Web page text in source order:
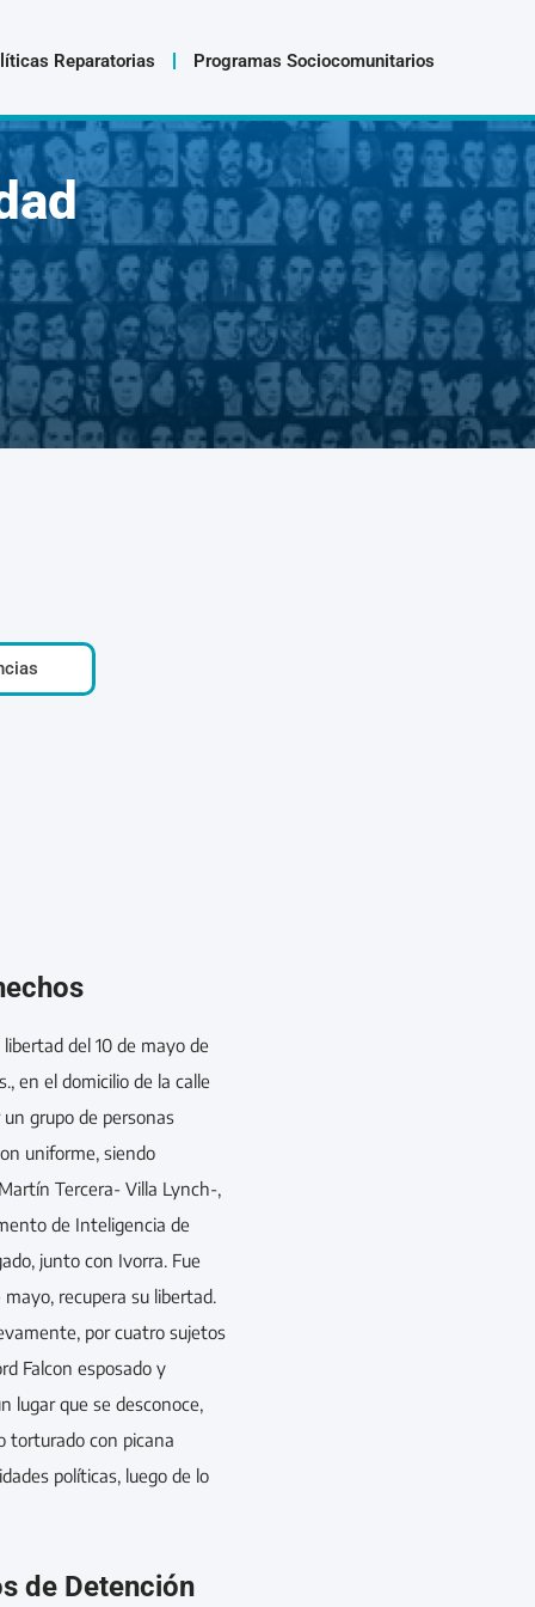
Reparatorias Programas Sociocomunitarios
del 10 de mayo de
en el domicilio de la calle
grupo de personas
uniforme, siendo
Tercera- Villa Lynch-,
de Inteligencia de
junto con Ivorra. Fue
recupera su libertad.
por cuatro sujetos
Falcon esposado y
lugar que se desconoce,
torturado con picana
políticas, luego de lo
de Detención